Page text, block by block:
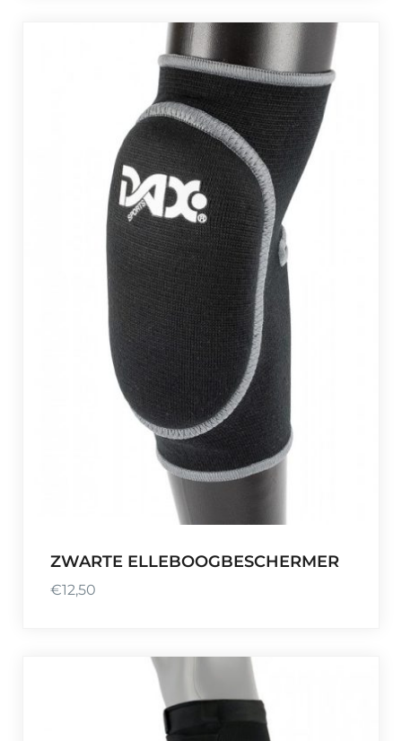
ZWARTE ELLEBOOGBESCHERMER
€12,50